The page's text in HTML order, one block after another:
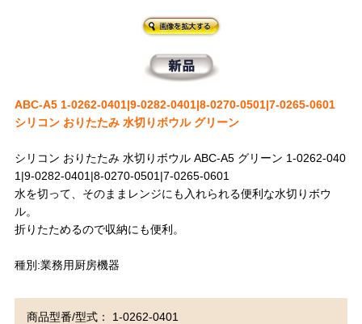
ABC-A5 1-0262-0401|9-0282-0401|8-0270-0501|7-0265-0601
シリコン おりたたみ 水切りボウル グリーン
シリコン おりたたみ 水切りボウル ABC-A5 グリーン 1-0262-040
1|9-0282-0401|8-0270-0501|7-0265-0601
水を切って、そのままレンジにも入れられる便利な水切りボウ
ル。
折りたためるので収納にも便利。
種別:業務用厨房機器
商品型番/型式： 1-0262-0401